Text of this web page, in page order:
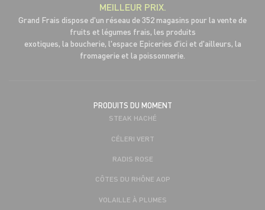
MEILLEUR PRIX.
Grand Frais dispose d'un réseau de 352 magasins pour la vente de
fruits et légumes frais, les produits
exotiques, la boucherie, l'espace Epiceries d'ici et d'ailleurs, la
fromagerie et la poissonnerie.
PRODUITS DU MOMENT
STEAK HACHÉ
CÉLERI VERT
RADIS ROSE
CÔTES DU RHÔNE AOP
VOLAILLE À PLUMES